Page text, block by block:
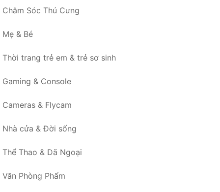
Chăm Sóc Thú Cưng
Mẹ & Bé
Thời trang trẻ em & trẻ sơ sinh
Gaming & Console
Cameras & Flycam
Nhà cửa & Đời sống
Thể Thao & Dã Ngoại
Văn Phòng Phẩm